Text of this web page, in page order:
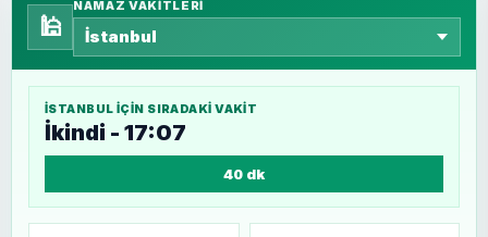
🕌
NAMAZ VAKITLERI
İSTANBUL IÇIN SIRADAKI VAKIT
İkindi - 17:07
40 dk